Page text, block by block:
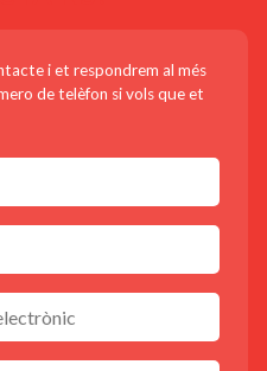
i et respondrem al més
de telèfon si vols que et